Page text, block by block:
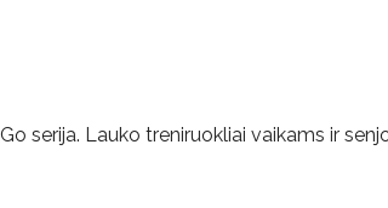
Go serija. Lauko treniruokliai vaikams ir